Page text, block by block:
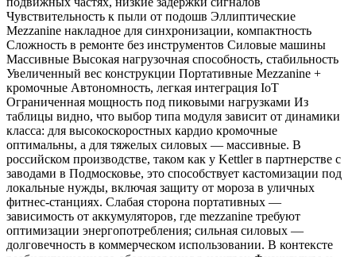
Чувствительность к пыли от подошв Эллиптические
Mezzanine накладное для синхронизации, компактность
Сложность в ремонте без инструментов Силовые машины
Массивные Высокая нагрузочная способность, стабильность
Увеличенный вес конструкции Портативные Mezzanine +
кромочные Автономность, легкая интеграция IoT
Ограниченная мощность под пиковыми нагрузками Из
таблицы видно, что выбор типа модуля зависит от динамики
класса: для высокоскоростных кардио кромочные
оптимальны, а для тяжелых силовых — массивные. В
российском производстве, таком как у Kettler в партнерстве с
заводами в Подмосковье, это способствует кастомизации под
локальные нужды, включая защиту от мороза в уличных
фитнес-станциях. Слабая сторона портативных —
зависимость от аккумуляторов, где mezzanine требуют
оптимизации энергопотребления; сильная силовых —
долговечность в коммерческом использовании. В контексте